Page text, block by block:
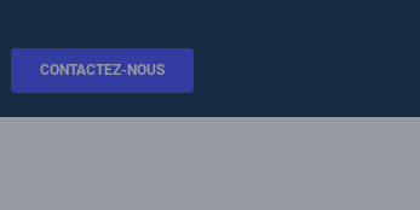
BOUTON
CONTACTEZ-NOUS